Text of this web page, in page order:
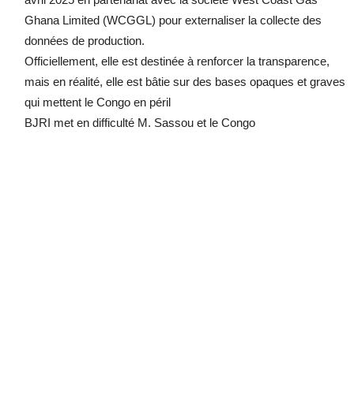
Ghana Limited (WCGGL) pour externaliser la collecte des
données de production.
Officiellement, elle est destinée à renforcer la transparence,
mais en réalité, elle est bâtie sur des bases opaques et graves
qui mettent le Congo en péril
BJRI met en difficulté M. Sassou et le Congo